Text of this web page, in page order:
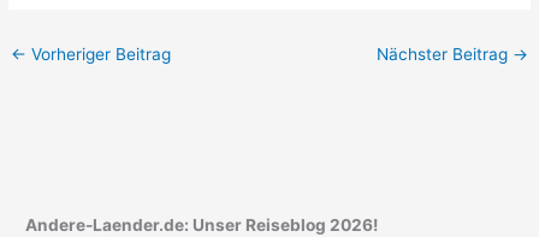
← Vorheriger Beitrag Nächster Beitrag →
Andere-Laender.de: Unser Reiseblog 2026!